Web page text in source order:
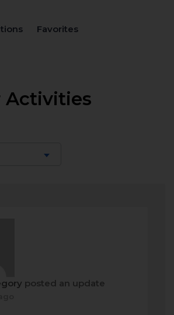
Favorites
Activities
posted an update